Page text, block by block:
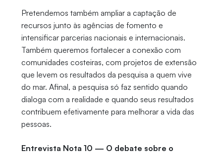
Pretendemos também ampliar a captação de
recursos junto às agências de fomento e
intensificar parcerias nacionais e internacionais.
Também queremos fortalecer a conexão com
comunidades costeiras, com projetos de extensão
que levem os resultados da pesquisa a quem vive
do mar. Afinal, a pesquisa só faz sentido quando
dialoga com a realidade e quando seus resultados
contribuem efetivamente para melhorar a vida das
pessoas.
Entrevista Nota 10 — O debate sobre o